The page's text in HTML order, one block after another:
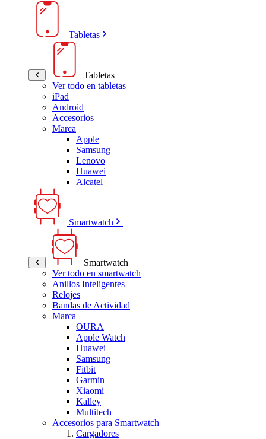
Tabletas
Tabletas
Ver todo en tabletas
iPad
Android
Accesorios
Marca
Apple
Samsung
Lenovo
Huawei
Alcatel
Smartwatch
Smartwatch
Ver todo en smartwatch
Anillos Inteligentes
Relojes
Bandas de Actividad
Marca
OURA
Apple Watch
Huawei
Samsung
Fitbit
Garmin
Xiaomi
Kalley
Multitech
Accesorios para Smartwatch
Cargadores